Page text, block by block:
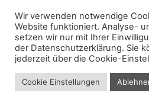
IN DEN
Copyright © 2019 - puca. All
ThemBay
Vertrag
Wir verwenden notwendige
Website funktioniert. Analyse-
setzen wir nur mit Ihrer
der Datenschutzerklärung. Sie
jederzeit über die Cookie-
Cookie Einstellungen